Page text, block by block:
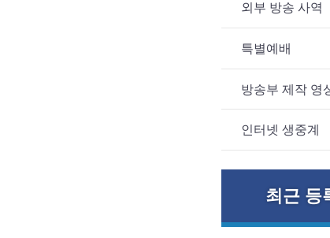
외부 방송 사역
특별예배
방송부 제작 영
인터넷 생중계
최근 등